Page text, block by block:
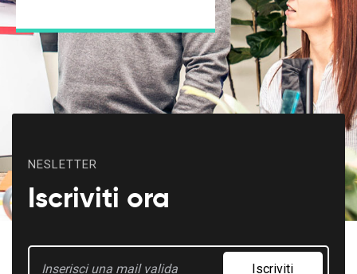
NESLETTER
Iscriviti ora
Iscriviti